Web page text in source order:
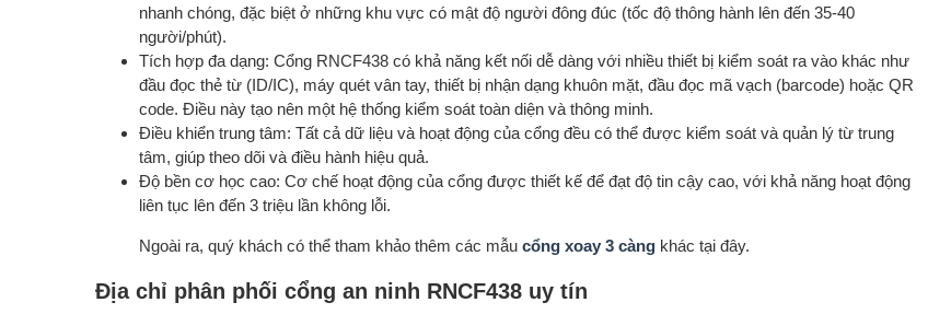
nhanh chóng, đặc biệt ở những khu vực có mật độ người đông đúc (tốc độ thông hành lên đến 35-40
người/phút).
Tích hợp đa dạng: Cổng RNCF438 có khả năng kết nối dễ dàng với nhiều thiết bị kiểm soát ra vào khác như
đầu đọc thẻ từ (ID/IC), máy quét vân tay, thiết bị nhận dạng khuôn mặt, đầu đọc mã vạch (barcode) hoặc QR
code. Điều này tạo nên một hệ thống kiểm soát toàn diện và thông minh.
Điều khiển trung tâm: Tất cả dữ liệu và hoạt động của cổng đều có thể được kiểm soát và quản lý từ trung
tâm, giúp theo dõi và điều hành hiệu quả.
Độ bền cơ học cao: Cơ chế hoạt động của cổng được thiết kế để đạt độ tin cậy cao, với khả năng hoạt động
liên tục lên đến 3 triệu lần không lỗi.
Ngoài ra, quý khách có thể tham khảo thêm các mẫu cổng xoay 3 càng khác tại đây.
Địa chỉ phân phối cổng an ninh RNCF438 uy tín